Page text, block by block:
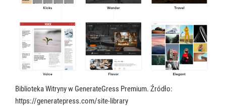
Biblioteka Witryny w GenerateGress Premium. Źródło:
https://generatepress.com/site-library